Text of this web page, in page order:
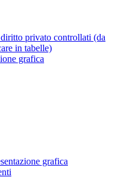
privato controllati (da
in tabelle)
grafica
grafica